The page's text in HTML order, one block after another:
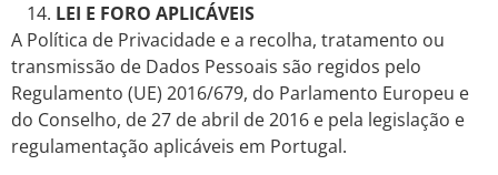
LEI E FORO APLICÁVEIS
A Política de Privacidade e a recolha, tratamento ou
transmissão de Dados Pessoais são regidos pelo
Regulamento (UE) 2016/679, do Parlamento Europeu e
do Conselho, de 27 de abril de 2016 e pela legislação e
regulamentação aplicáveis em Portugal.